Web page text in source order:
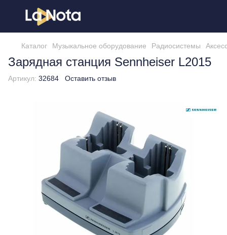
Каталог Музыкальное оборудование Радиосистемы
Зарядная станция Sennheiser L2015
Артикул: 32684 Оставить отзыв